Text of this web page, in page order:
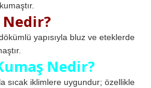
Nedir?
yapısıyla bluz ve eteklerde
Nedir?
sıcak iklimlere uygundur; özellikle